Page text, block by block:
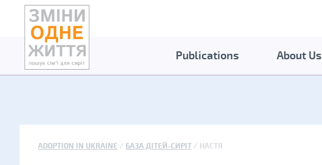
Publications About Us
ADOPTION IN UKRAINE БАЗА ДІТЕЙ-СИРІТ НАСТЯ